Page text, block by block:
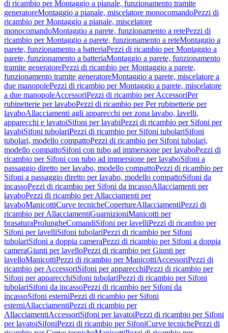
di ricambio per Montaggio a pianale, funzionamento tramite
generatoreMontaggio a pianale, miscelatore monocomandoPezzi di
ricambio per Montaggio a pianale, miscelatore
monocomandoMontaggio a parete, funzionamento a retePezzi di
ricambio per Montaggio a parete, funzionamento a reteMontaggio a
parete, funzionamento a batteriaPezzi di ricambio per Montaggio a
parete, funzionamento a batteriaMontaggio a parete, funzionamento
tramite generatorePezzi di ricambio per Montaggio a parete,
funzionamento tramite generatoreMontaggio a parete, miscelatore a
due manopolePezzi di ricambio per Montaggio a parete, miscelatore
a due manopoleAccessoriPezzi di ricambio per AccessoriPer
rubinetterie per lavaboPezzi di ricambio per Per rubinetterie per
lavaboAllacciamenti agli apparecchi per zona lavabo, lavelli,
apparecchi e lavatoiSifoni per lavabiPezzi di ricambio per Sifoni per
lavabiSifoni tubolariPezzi di ricambio per Sifoni tubolariSifoni
tubolari, modello compattoPezzi di ricambio per Sifoni tubolari,
modello compattoSifoni con tubo ad immersione per lavaboPezzi di
ricambio per Sifoni con tubo ad immersione per lavaboSifoni a
passaggio diretto per lavabo, modello compattoPezzi di ricambio per
Sifoni a passaggio diretto per lavabo, modello compattoSifoni da
incassoPezzi di ricambio per Sifoni da incassoAllacciamenti per
lavaboPezzi di ricambio per Allacciamenti per
lavaboManicottiCurve tecnicheCopertureAllacciamentiPezzi di
ricambio per AllacciamentiGuarnizioniManicotti per
brasaturaProlungheComandiSifoni per lavelliPezzi di ricambio per
Sifoni per lavelliSifoni tubolariPezzi di ricambio per Sifoni
tubolariSifoni a doppia cameraPezzi di ricambio per Sifoni a doppia
cameraGiunti per lavelloPezzi di ricambio per Giunti per
lavelloManicottiPezzi di ricambio per ManicottiAccessoriPezzi di
ricambio per AccessoriSifoni per apparecchiPezzi di ricambio per
Sifoni per apparecchiSifoni tubolariPezzi di ricambio per Sifoni
tubolariSifoni da incassoPezzi di ricambio per Sifoni da
incassoSifoni esterniPezzi di ricambio per Sifoni
esterniAllacciamentiPezzi di ricambio per
AllacciamentiAccessoriSifoni per lavatoiPezzi di ricambio per Sifoni
per lavatoiSifoniPezzi di ricambio per SifoniCurve tecnichePezzi di